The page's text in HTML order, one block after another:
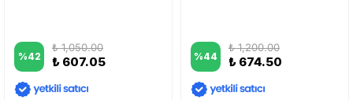
%42
₺ 1,050.00
₺ 607.05 %44
₺ 1,200.00
₺ 674.50